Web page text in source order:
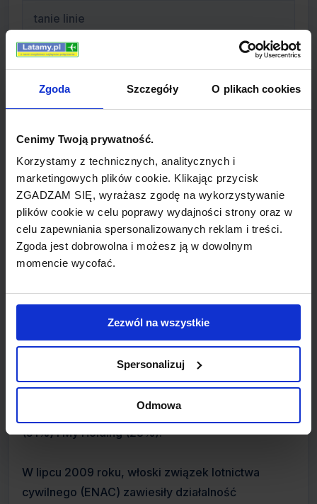
Zgoda Szczegóły O plikach cookies
Cenimy Twoją prywatność.
Korzystamy z technicznych, analitycznych i
marketingowych plików cookie. Klikając przycisk
ZGADZAM SIĘ, wyrażasz zgodę na wykorzystywanie
plików cookie w celu poprawy wydajności strony oraz w
celu zapewniania spersonalizowanych reklam i treści.
Zgoda jest dobrowolna i możesz ją w dowolnym
momencie wycofać.
Zezwól na wszystkie
Spersonalizuj
Odmowa
tanie linie
Informacje o linii MyAir.com
My Way Airlines S.r.l., działające jako MyAir.com,
były tanią linią z siedzibą w Torri di Quartesolo, we
włoskiej miejscowości Vicenza. Obsługiwały
regularne loty łączące dziesiątki włoskich miast
oraz loty międzynarodowe do Francji, Rumunii,
Bułgarii, Turcji, Maroko, Hiszpanii, Belgi i Holandii.
Główną bazę stanowiło lotnisko Orio al Serio,
przewoźnik zakupił własną maszynę tego typu.
MyAir.com wspierane były przez zarząd Volare
Airlines a współwłaścicielami linii były Triskel SRL
(51%) i My Holding (23%).
W lipcu 2009 roku, włoski związek lotnictwa
cywilnego (ENAC) zawiesiły działalność